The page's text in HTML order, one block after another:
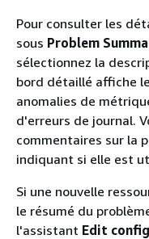
Pour consulter les
sous Problem
sélectionnez la
bord détaillé affiche
anomalies de
d'erreurs de journal.
commentaires sur la
indiquant si elle est
Si une nouvelle
le résumé du
l'assistant Edit